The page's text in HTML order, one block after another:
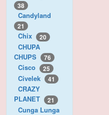
38
Candyland
21
Chix 20
CHUPA
CHUPS
76
Cisco 25
Civelek 41
CRAZY
PLANET
21
Cunga Lunga